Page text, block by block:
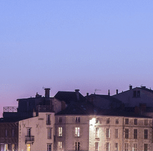
bouton, des réseaux sociaux
▴▾